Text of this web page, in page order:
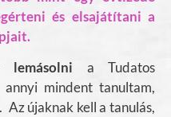
és elsajátítani a
lemásolni a Tudatos
mindent tanultam,
Az újaknak kell a tanulás,